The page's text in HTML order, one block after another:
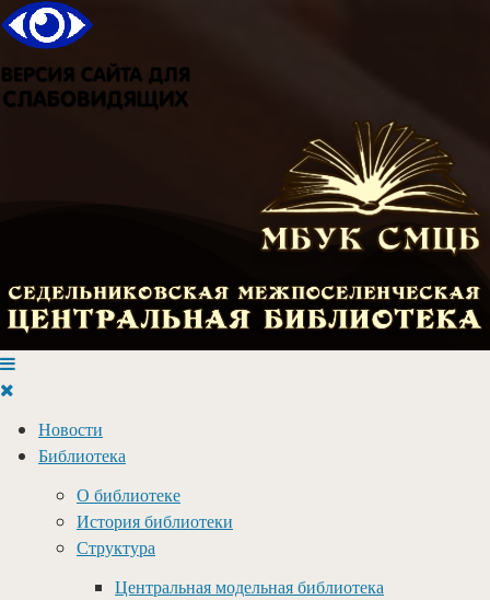
Новости
Библиотека
О библиотеке
История библиотеки
Структура
Центральная модельная библиотека